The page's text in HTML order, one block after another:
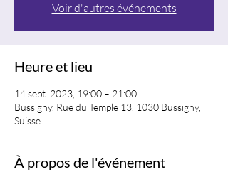
Voir d'autres événements
Heure et lieu
14 sept. 2023, 19:00 – 21:00
Bussigny, Rue du Temple 13, 1030 Bussigny,
Suisse
À propos de l'événement